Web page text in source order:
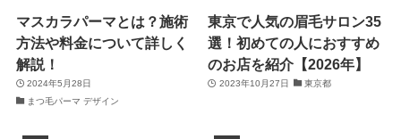
マスカラパーマとは？施術
方法や料金について詳しく
解説！
2024年5月28日
まつ毛パーマ デザイン
東京で人気の眉毛サロン35
選！初めての人におすすめ
のお店を紹介【2026年】
2023年10月27日 東京都